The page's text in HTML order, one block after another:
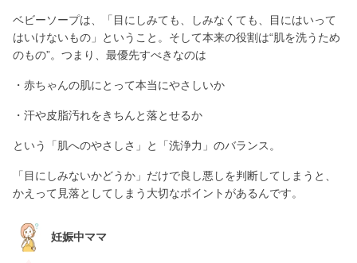
ベビーソープは、「目にしみても、しみなくても、目にはいって
はいけないもの」ということ。そして本来の役割は“肌を洗うため
のもの”。つまり、最優先すべきなのは
・赤ちゃんの肌にとって本当にやさしいか
・汗や皮脂汚れをきちんと落とせるか
という「肌へのやさしさ」と「洗浄力」のバランス。
「目にしみないかどうか」だけで良し悪しを判断してしまうと、
かえって見落としてしまう大切なポイントがあるんです。
妊娠中ママ